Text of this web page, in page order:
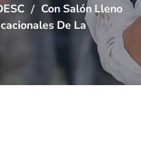
Con Salón Lleno
De La